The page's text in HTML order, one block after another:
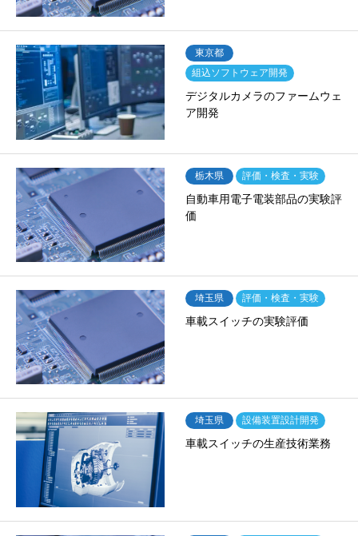
東京都
組込ソフトウェア開発
デジタルカメラのファームウェ
ア開発
栃木県 評価・検査・実験
自動車用電子電装部品の実験評
価
埼玉県 評価・検査・実験
車載スイッチの実験評価
埼玉県 設備装置設計開発
車載スイッチの生産技術業務